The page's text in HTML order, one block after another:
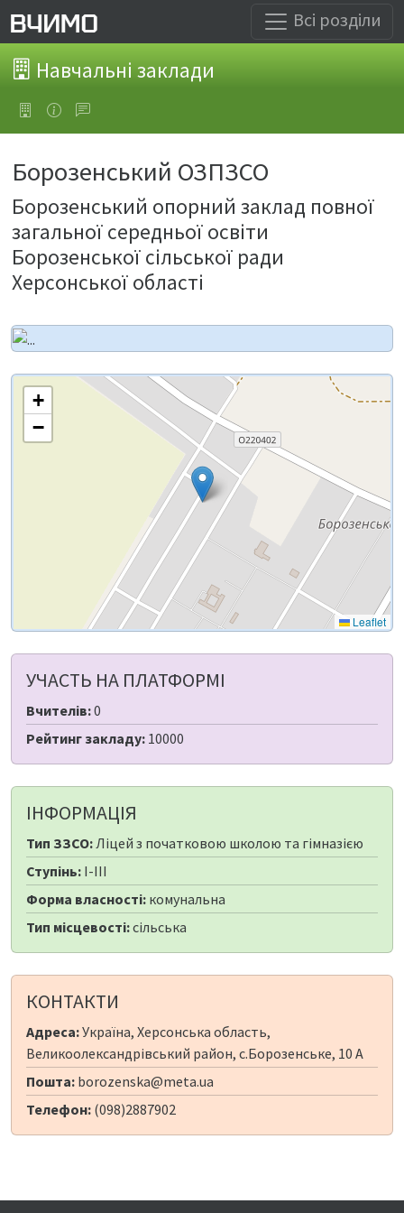
Всі розділи
Навчальні заклади
Борозенський ОЗПЗСО
Борозенський опорний заклад повної
загальної середньої освіти
Борозенської сільської ради
Херсонської області
+
−
Leaflet
УЧАСТЬ НА ПЛАТФОРМІ
Вчителів:0
Рейтинг закладу: 10000
ІНФОРМАЦІЯ
Тип ЗЗСО:Ліцей з початковою школою та гімназією
Ступінь: I-III
Форма власності: комунальна
Тип місцевості:сільська
КОНТАКТИ
Адреса:Україна, Херсонська область,
Великоолександрівський район, с.Борозенське, 10 А
Пошта: borozenska@meta.ua
Телефон: (098)2887902